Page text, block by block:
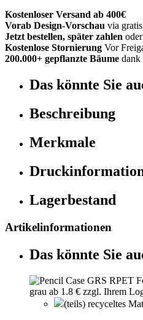
Kostenloser Versand ab 400€
Vorab Design-Vorschau via
Jetzt bestellen, später zahlen
Kostenlose Stornierung Vor
200.000+ gepflanzte Bäume
Das könnte Sie
Beschreibung
Merkmale
Lagerbestand
Artikelinformationen
Das könnte Sie
(teils) recyceltes